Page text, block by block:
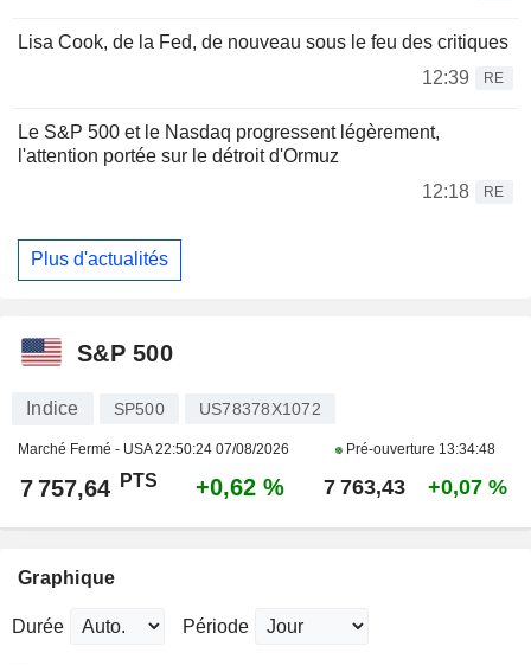
Lisa Cook, de la Fed, de nouveau sous le feu des critiques
12:39
RE
Le S&P 500 et le Nasdaq progressent légèrement,
l'attention portée sur le détroit d'Ormuz
12:18
RE
Plus d'actualités
S&P 500
Indice SP500 US78378X1072
Marché Fermé - USA22:50:24 07/08/2026 Pré-ouverture 13:34:48
7 757,64 PTS +0,62 % 7 763,43 +0,07 %
Graphique
Durée Période